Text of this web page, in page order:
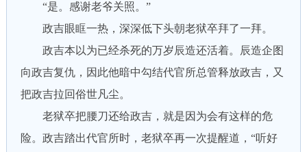
“是。感谢老爷关照。”
政吉眼眶一热，深深低下头朝老狱卒拜了一拜。
政吉本以为已经杀死的万岁辰造还活着。辰造企图
向政吉复仇，因此他暗中勾结代官所总管释放政吉，又
把政吉拉回俗世凡尘。
老狱卒把腰刀还给政吉，就是因为会有这样的危
险。政吉踏出代官所时，老狱卒再一次提醒道，“听好